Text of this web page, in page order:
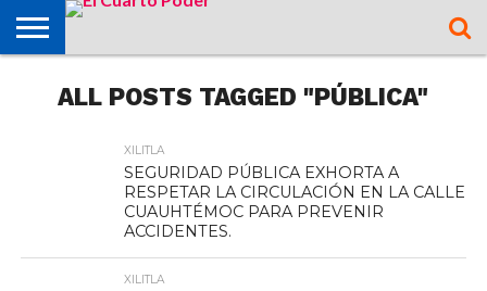
TAMAZUNCHALE
SAN MARTÍN
CHALCHICUAUTLA
MATLAPA
AXTLA DE
TERRAZAS
XILITLA
ZONA
HUASTECA
SLP
ZONA
MEDIA
ZONA
CENTRO
ALTIPLANO
TAMAULIPAS
CULTURA
HIDALGO
INTERNACIONAL
NACIONAL
DEPORTES
ALL POSTS TAGGED "PÚBLICA"
XILITLA
SEGURIDAD PÚBLICA EXHORTA A
RESPETAR LA CIRCULACIÓN EN LA CALLE
CUAUHTÉMOC PARA PREVENIR
ACCIDENTES.
XILITLA